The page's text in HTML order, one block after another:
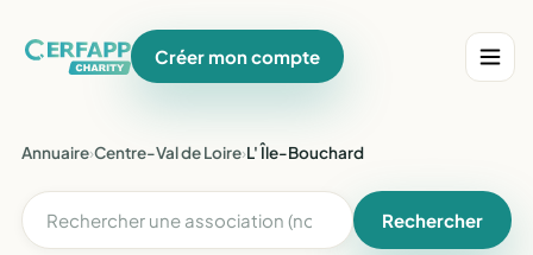
Créer mon compte
Annuaire›Centre-Val de Loire›L' Île-Bouchard
Rechercher